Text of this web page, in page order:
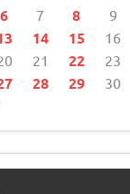
6 7 8 9
14 15 16
21 22 23
28 29 30